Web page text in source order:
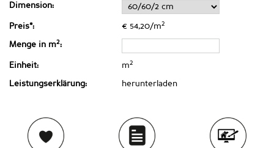
Dimension:
Preis*: € 54,20/m2
Menge in m2:
Einheit: m2
Leistungserklärung: herunterladen